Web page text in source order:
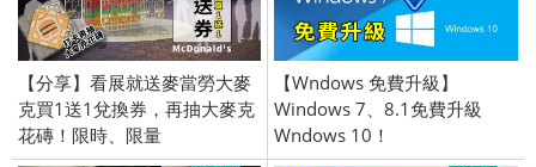
【分享】看展就送麥當勞大麥
克買1送1兌換券，再抽大麥克
花磚！限時、限量
【Wndows 免費升級】
Windows 7、8.1免費升級
Wndows 10！